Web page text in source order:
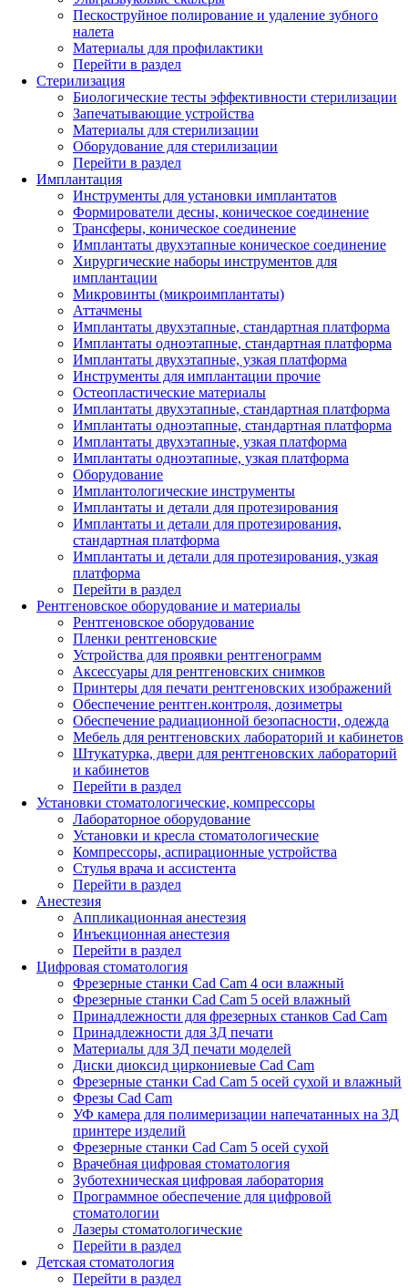
Пескоструйное полирование и удаление зубного
налета
Материалы для профилактики
Перейти в раздел
Стерилизация
Биологические тесты эффективности стерилизации
Запечатывающие устройства
Материалы для стерилизации
Оборудование для стерилизации
Перейти в раздел
Имплантация
Инструменты для установки имплантатов
Формирователи десны, коническое соединение
Трансферы, коническое соединение
Имплантаты двухэтапные коническое соединение
Хирургические наборы инструментов для
имплантации
Микровинты (микроимплантаты)
Аттачмены
Имплантаты двухэтапные, стандартная платформа
Имплантаты одноэтапные, стандартная платформа
Имплантаты двухэтапные, узкая платформа
Инструменты для имплантации прочие
Остеопластические материалы
Имплантаты двухэтапные, стандартная платформа
Имплантаты одноэтапные, стандартная платформа
Имплантаты двухэтапные, узкая платформа
Имплантаты одноэтапные, узкая платформа
Оборудование
Имплантологические инструменты
Имплантаты и детали для протезирования
Имплантаты и детали для протезирования,
стандартная платформа
Имплантаты и детали для протезирования, узкая
платформа
Перейти в раздел
Рентгеновское оборудование и материалы
Рентгеновское оборудование
Пленки рентгеновские
Устройства для проявки рентгенограмм
Аксессуары для рентгеновских снимков
Принтеры для печати рентгеновских изображений
Обеспечение рентген.контроля, дозиметры
Обеспечение радиационной безопасности, одежда
Мебель для рентгеновских лабораторий и кабинетов
Штукатурка, двери для рентгеновских лабораторий
и кабинетов
Перейти в раздел
Установки стоматологические, компрессоры
Лабораторное оборудование
Установки и кресла стоматологические
Компрессоры, аспирационные устройства
Стулья врача и ассистента
Перейти в раздел
Анестезия
Аппликационная анестезия
Инъекционная анестезия
Перейти в раздел
Цифровая стоматология
Фрезерные станки Cad Cam 4 оси влажный
Фрезерные станки Cad Cam 5 осей влажный
Принадлежности для фрезерных станков Cad Cam
Принадлежности для 3Д печати
Материалы для 3Д печати моделей
Диски диоксид циркониевые Cad Cam
Фрезерные станки Cad Cam 5 осей сухой и влажный
Фрезы Cad Cam
УФ камера для полимеризации напечатанных на 3Д
принтере изделий
Фрезерные станки Cad Cam 5 осей сухой
Врачебная цифровая стоматология
Зуботехническая цифровая лаборатория
Программное обеспечение для цифровой
стоматологии
Лазеры стоматологические
Перейти в раздел
Детская стоматология
Перейти в раздел